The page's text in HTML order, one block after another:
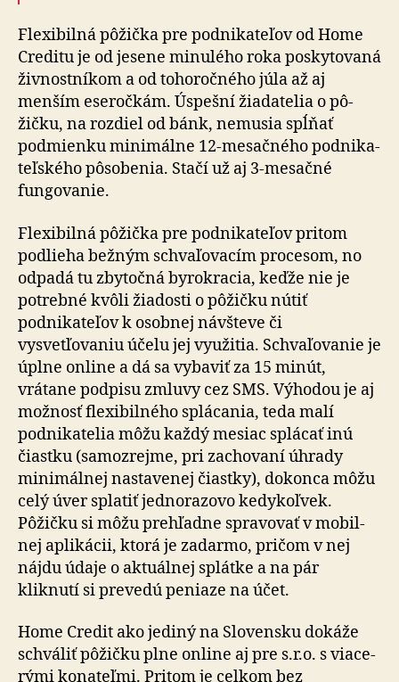
Flexibilná pôžička pre podnikateľov od Home
Creditu je od jesene minulého roka poskytovaná
živnostníkom a od to­ho­roč­ného júla až aj
menším eseročkám. Úspešní žiadatelia o pô­
žičku, na rozdiel od bánk, nemusia spĺňať
podmienku mini­málne 12-me­sač­ného pod­ni­ka­
teľ­ského pô­so­be­nia. Stačí už aj 3-me­sačné
fungovanie.
Flexibilná pôžička pre podnikateľov pritom
podlieha bežným schvaľovacím procesom, no
odpadá tu zbytočná byrokracia, keďže nie je
potrebné kvôli žiadosti o pôžičku nútiť
podnikateľov k osobnej návšteve či
vysvetľovaniu účelu jej využitia. Schvaľovanie je
úplne online a dá sa vybaviť za 15 minút,
vrátane podpisu zmluvy cez SMS. Výhodou je aj
možnosť flexibilného splácania, teda malí
podnikatelia môžu každý mesiac splácať inú
čiastku (samozrejme, pri zachovaní úhrady
mini­málnej nastavenej čiastky), dokonca môžu
celý úver splatiť jed­no­ra­zo­vo kedy­koľ­vek.
Pôžičku si môžu prehľadne spravovať v mo­bil­
nej aplikácii, ktorá je zadarmo, pričom v nej
nájdu údaje o aktuálnej splátke a na pár
kliknutí si prevedú peniaze na účet.
Home Credit ako jediný na Slovensku dokáže
schváliť pôžičku plne online aj pre s.r.o. s via­ce­
rý­mi ko­na­teľ­mi. Pritom je celkom bez